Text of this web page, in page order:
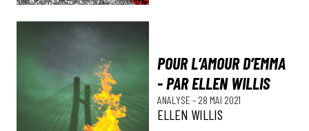
POUR L’AMOUR D’EMMA
- PAR ELLEN WILLIS
ANALYSE - 28 MAI 2021
ELLEN WILLIS